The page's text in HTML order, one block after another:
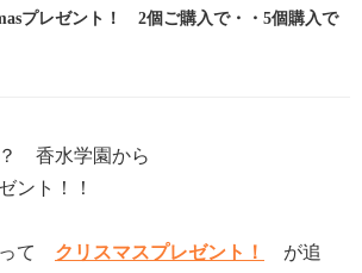
プレゼント！ 2個ご購入で・・5個購入で
香水学園から
ント！！
って クリスマスプレゼント！
が追